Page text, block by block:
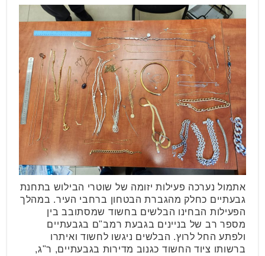
אתמול נערכה פעילות יזומה של שוטרי הבילוש בתחנת
גבעתיים כחלק מהגברת הבטחון ברחבי העיר. במהלך
הפעילות הבחינו הבלשים בחשוד שמסתובב בין
מספר רב של בניינים בגבעת רמב"ם בגבעתיים
ולפתע החל לרוץ. הבלשים ניגשו לחשוד ואיתרו
ברשותו ציוד החשוד כגנוב מדירות בגבעתיים, ר"ג,